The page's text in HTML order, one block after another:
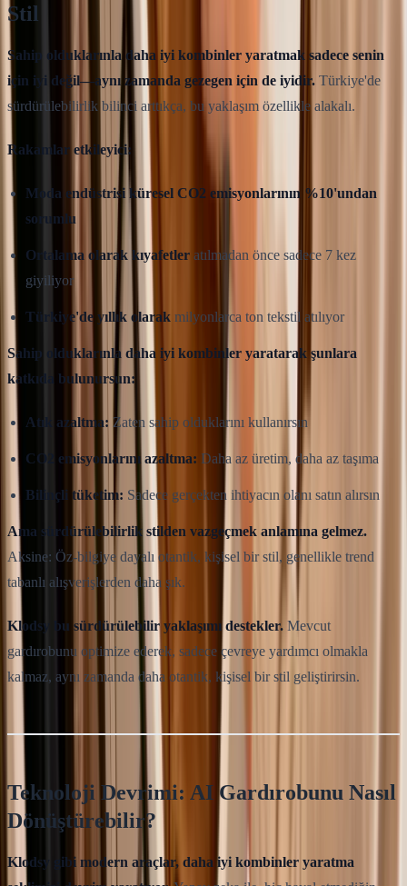
Stil
Sahip olduklarınla daha iyi kombinler yaratmak sadece senin
için iyi değil—aynı zamanda gezegen için de iyidir. Türkiye'de
sürdürülebilirlik bilinci arttıkça, bu yaklaşım özellikle alakalı.
Rakamlar etkileyici:
Moda endüstrisi küresel CO2 emisyonlarının %10'undan
sorumlu
Ortalama olarak kıyafetler atılmadan önce sadece 7 kez
giyiliyor
Türkiye'de yıllık olarak milyonlarca ton tekstil atılıyor
Sahip olduklarınla daha iyi kombinler yaratarak şunlara
katkıda bulunursun:
Atık azaltma: Zaten sahip olduklarını kullanırsın
CO2 emisyonlarını azaltma: Daha az üretim, daha az taşıma
Bilinçli tüketim: Sadece gerçekten ihtiyacın olanı satın alırsın
Ama sürdürülebilirlik stilden vazgeçmek anlamına gelmez.
Aksine: Öz-bilgiye dayalı otantik, kişisel bir stil, genellikle trend
tabanlı alışverişlerden daha şık.
Klodsy bu sürdürülebilir yaklaşımı destekler. Mevcut
gardırobunu optimize ederek, sadece çevreye yardımcı olmakla
kalmaz, aynı zamanda daha otantik, kişisel bir stil geliştirirsin.
Teknoloji Devrimi: AI Gardırobunu Nasıl
Dönüştürebilir?
Klodsy gibi modern araçlar, daha iyi kombinler yaratma